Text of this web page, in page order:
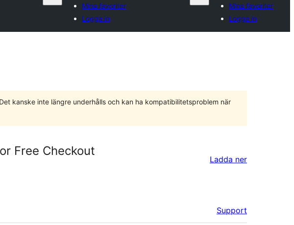
Mina favoriter
Logga in
Mina favoriter
Logga in
kanske inte längre underhålls och kan ha kompatibilitetsproblem när
Free Checkout
Ladda ner
Support